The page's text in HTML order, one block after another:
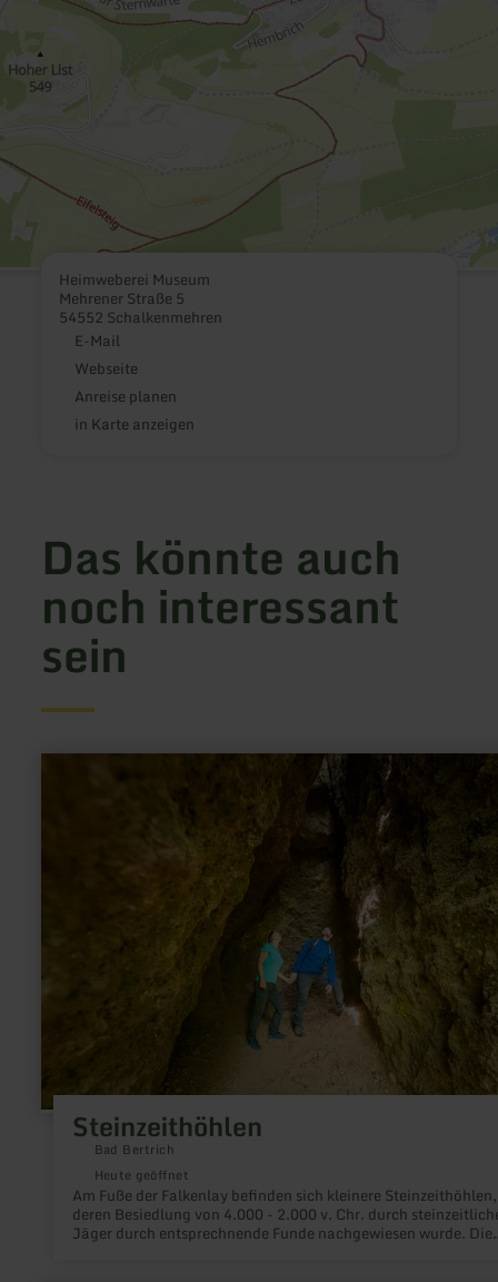
Heimweberei Museum
Mehrener Straße 5
54552 Schalkenmehren
E-Mail
Webseite
Anreise planen
in Karte anzeigen
Das könnte auch
noch interessant
sein
Steinzeithöhlen
Bad Bertrich
Heute geöffnet
Am Fuße der Falkenlay befinden sich kleinere Steinzeithöhlen,
deren Besiedlung von 4.000 - 2.000 v. Chr. durch
Jäger durch entsprechnende Funde nachgewiesen wurde. Die